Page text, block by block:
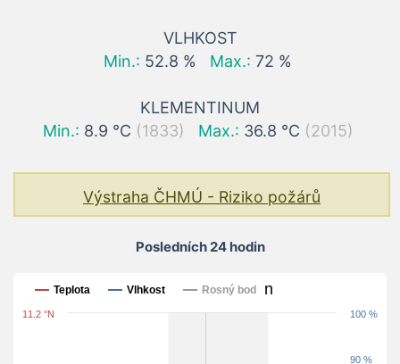
VLHKOST
Min.: 52.8 % Max.: 72 %
KLEMENTINUM
Min.: 8.9 °C (1833) Max.: 36.8 °C (2015)
Výstraha ČHMÚ - Riziko požárů
Posledních 24 hodin
Posledních 24 hodin
Teplota Vlhkost Rosný bod
11.2 °N
90 %
100 %